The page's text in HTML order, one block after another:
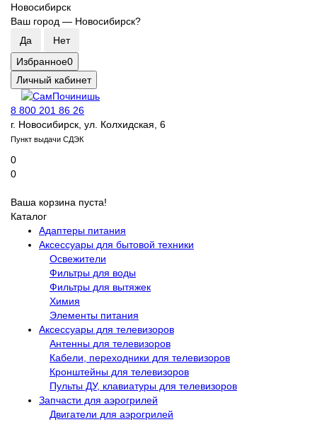
Новосибирск
Ваш город — Новосибирск?
Избранное0
Личный кабинет
8 800 201 86 26
г. Новосибирск, ул. Колхидская, 6
Пункт выдачи СДЭК
0
0
Ваша корзина пуста!
Каталог
Адаптеры питания
Аксессуары для бытовой техники
Освежители
Фильтры для воды
Фильтры для вытяжек
Химия
Элементы питания
Аксессуары для телевизоров
Антенны для телевизоров
Кабели, переходники для телевизоров
Кронштейны для телевизоров
Пульты ДУ, клавиатуры для телевизоров
Запчасти для аэрогрилей
Двигатели для аэрогрилей